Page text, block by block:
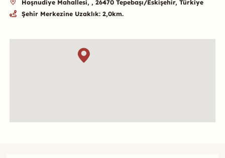
Hoşnudiye Mahallesi, , 26470 Tepebaşı/Eskişehir, Türkiye
Şehir Merkezine Uzaklık: 2,0km.